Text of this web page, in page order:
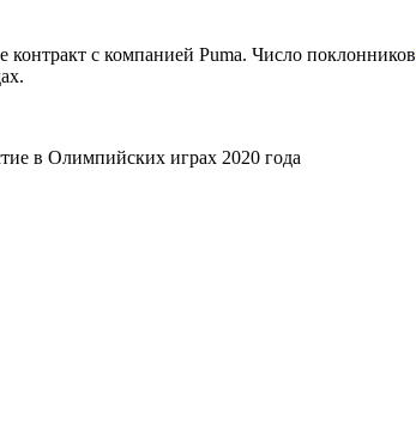
с компанией Puma. Число поклонников
в Олимпийских играх 2020 года